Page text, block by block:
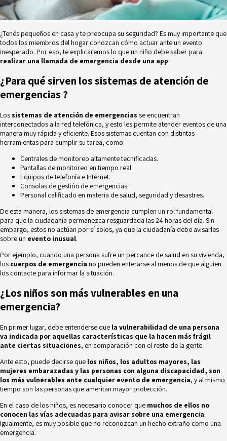
¿Tenés pequeños en casa y te preocupa su seguridad? Es muy importante que
todos los miembros del hogar conozcan cómo actuar ante un evento
inesperado. Por eso, te explicaremos lo que un niño debe saber para
realizar una llamada de emergencia desde una app.
¿Para qué sirven lossistemas de atención de
emergencias ?
Los sistemas de atención de emergencias se encuentran
interconectados a la red telefónica, y esto les permite atender eventos de una
manera muy rápida y eficiente. Esos sistemas cuentan con distintas
herramientas para cumplir su tarea, como:
Centrales de monitoreo altamente tecnificadas.
Pantallas de monitoreo en tiempo real.
Equipos de telefonía e Internet.
Consolas de gestión de emergencias.
Personal calificado en materia de salud, seguridad y desastres.
De esta manera, los sistemas de emergencia cumplen un rol fundamental
para que la ciudadanía permanezca resguardada las 24 horas del día. Sin
embargo, estos no actúan por sí solos, ya que la ciudadanía debe avisarles
sobre un evento inusual.
Por ejemplo, cuando una persona sufre un percance de salud en su vivienda,
los cuerpos de emergencia no pueden enterarse al menos de que alguien
los contacte para informar la situación.
¿Los niños son más vulnerables en una
emergencia?
En primer lugar, debe entenderse que la vulnerabilidad de una persona
va indicada por aquellas características que la hacen más frágil
ante ciertas situaciones, en comparación con el resto de la gente.
Ante esto, puede decirse que los niños, los adultos mayores, las
mujeres embarazadas y las personas con alguna discapacidad, son
los más vulnerables ante cualquier evento de emergencia, y al mismo
tiempo son las personas que ameritan mayor protección.
En el caso de los niños, es necesario conocer que muchos de ellos no
conocen las vías adecuadas para avisar sobre una emergencia.
Igualmente, es muy posible que no reconozcan un hecho extraño como una
emergencia.